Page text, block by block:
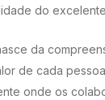
do
da
de cada
onde os